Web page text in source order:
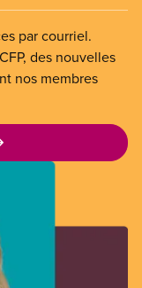
par courriel.
des nouvelles
nos membres